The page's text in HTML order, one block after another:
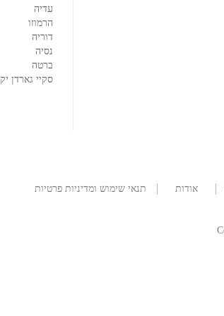
עדיה
הרמוזו
דוריה
נסיה
ברטה
סקיי גארדן
אודות
תנאי שימוש ומדיניות פרטיות